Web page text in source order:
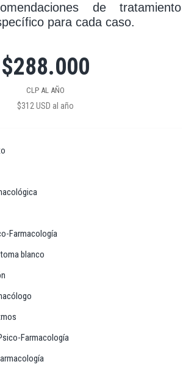
de tratamiento
para cada caso.
$288.000
CLP AL AÑO
$312 USD al año
Farmacología
blanco
Farmacología